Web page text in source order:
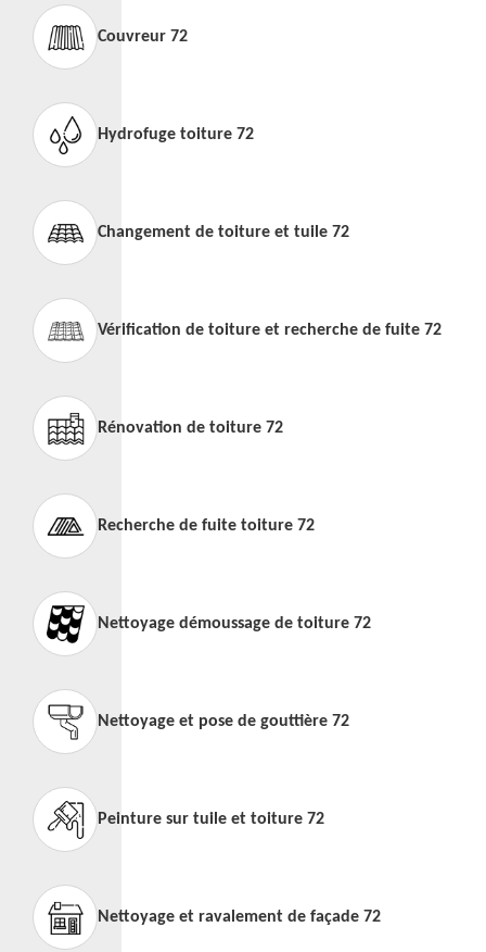
Couvreur 72
Hydrofuge toiture 72
Changement de toiture et tuile 72
Vérification de toiture et recherche de fuite 72
Rénovation de toiture 72
Recherche de fuite toiture 72
Nettoyage démoussage de toiture 72
Nettoyage et pose de gouttière 72
Peinture sur tuile et toiture 72
Nettoyage et ravalement de façade 72